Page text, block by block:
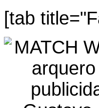
[tab